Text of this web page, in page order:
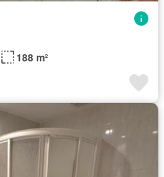
188 m²